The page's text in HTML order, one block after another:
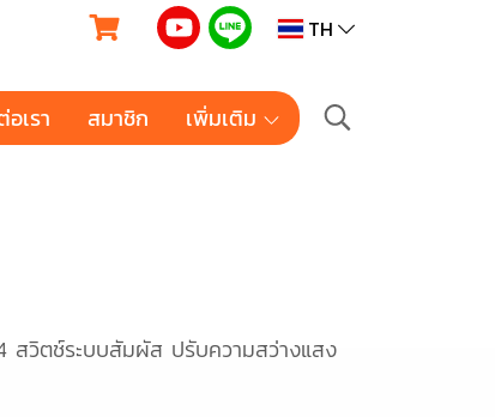
TH
เรา สมาชิก เพิ่มเติม
สวิตช์ระบบสัมผัส ปรับความสว่างแสง